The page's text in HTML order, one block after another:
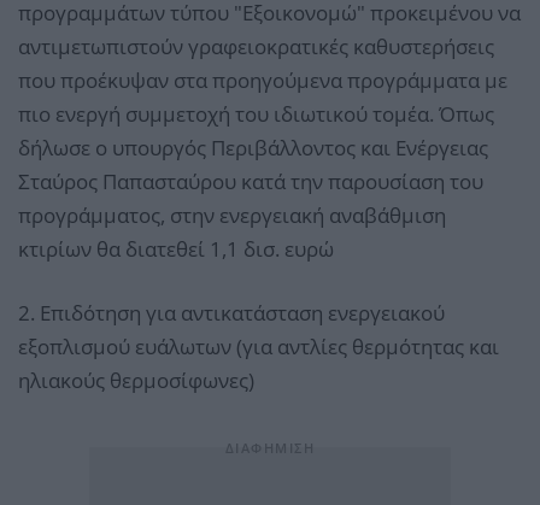
προγραμμάτων τύπου "Εξοικονομώ" προκειμένου να
αντιμετωπιστούν γραφειοκρατικές καθυστερήσεις
που προέκυψαν στα προηγούμενα προγράμματα με
πιο ενεργή συμμετοχή του ιδιωτικού τοµέα. Όπως
δήλωσε ο υπουργός Περιβάλλοντος και Ενέργειας
Σταύρος Παπασταύρου κατά την παρουσίαση του
προγράμματος, στην ενεργειακή αναβάθμιση
κτιρίων θα διατεθεί 1,1 δισ. ευρώ
2. Επιδότηση για αντικατάσταση ενεργειακού
εξοπλισµού ευάλωτων (για αντλίες θερµότητας και
ηλιακούς θερµοσίφωνες)